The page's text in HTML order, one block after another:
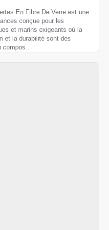
En Fibre De Verre est une
et marins exigeants où la
et la durabilité sont des
paramètres essentiels. Ce matériau compos..